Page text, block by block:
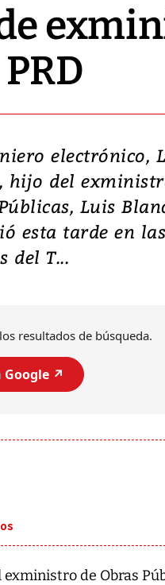
electrónico,
hijo del
Luis
esta tarde en las
del T...
resultados de búsqueda.
Google ↗️
de Obras
Video: Lula lanza
candidatura con
promesas de
en defensa,
tierras raras
Entre recuerdos y